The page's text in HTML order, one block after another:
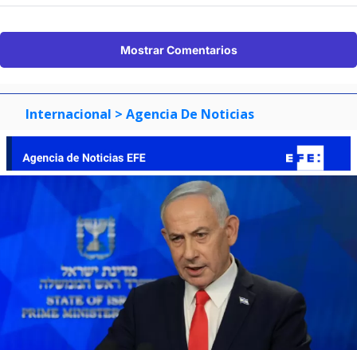
Mostrar Comentarios
Internacional > Agencia De Noticias